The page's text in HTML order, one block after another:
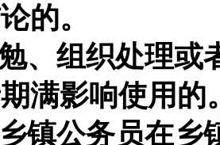
的。
、组织处理或
满影响使用的。
镇公务员在乡